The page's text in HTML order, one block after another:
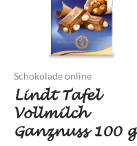
Schokolade online
Lindt Tafel
Vollmilch
Ganznuss 100 g